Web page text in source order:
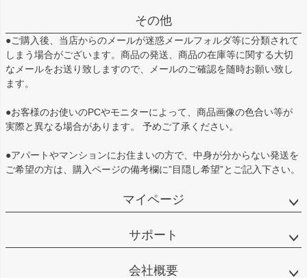
その他
●ご購入後、当店からのメールが迷惑メールフォルダ等に分類されて
しまう場合がございます。商品の発送、商品の在庫等に関する大切
なメールをお送り致しますので、メールのご確認を随時お願い致し
ます。
●お客様のお使いのPCやモニターによって、商品画像の色合い等が
実際と異なる場合があります。 予めご了承ください。
●アパートやマンションにお住まいの方で、中身が分からない発送を
ご希望の方は、購入ページの備考欄に”目隠し希望”とご記入下さい。
マイページ
サポート
会社概要